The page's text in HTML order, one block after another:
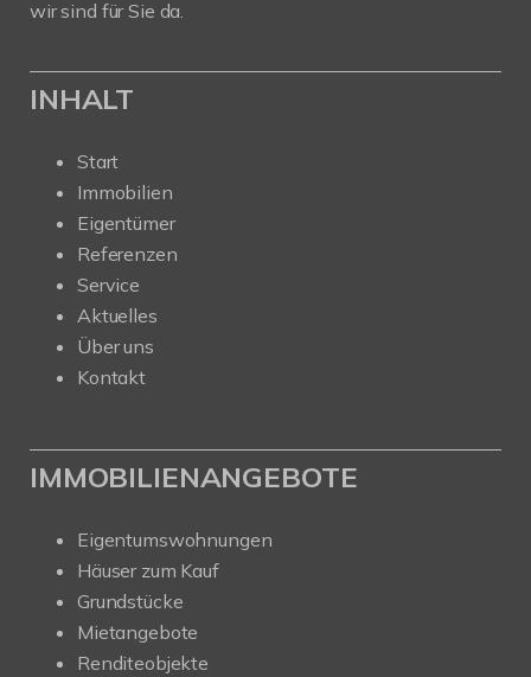
wir sind für Sie da.
INHALT
Start
Immobilien
Eigentümer
Referenzen
Service
Aktuelles
Über uns
Kontakt
IMMOBILIENANGEBOTE
Eigentumswohnungen
Häuser zum Kauf
Grundstücke
Mietangebote
Renditeobjekte